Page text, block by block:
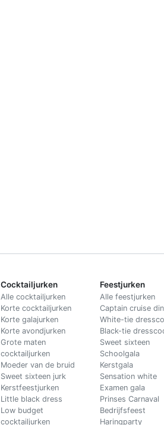
Cocktailjurken
Alle cocktailjurken
Korte cocktailjurken
Korte galajurken
Korte avondjurken
Grote maten
cocktailjurken
Moeder van de bruid
Sweet sixteen jurk
Kerstfeestjurken
Little black dress
Low budget
cocktailjurken
Feestjurken
Alle feestjurken
Captain cruise
White-tie
Black-tie
Sweet sixteen
Schoolgala
Kerstgala
Sensation white
Examen gala
Prinses Carnaval
Bedrijfsfeest
Haringparty